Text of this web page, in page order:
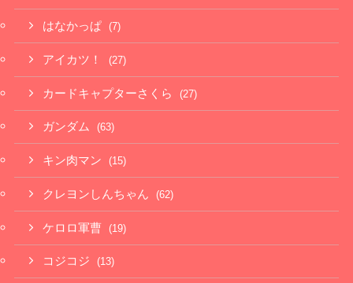
はなかっぱ (7)
アイカツ！ (27)
カードキャプターさくら (27)
ガンダム (63)
キン肉マン (15)
クレヨンしんちゃん (62)
ケロロ軍曹 (19)
コジコジ (13)